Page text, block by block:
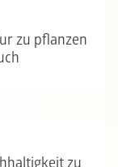
zu pflanzen
zu